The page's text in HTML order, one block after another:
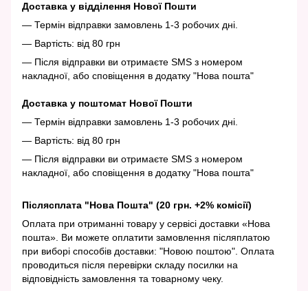
Доставка у відділення Нової Пошти
— Термін відправки замовлень 1-3 робочих дні.
— Вартість: від 80 грн
— Після відправки ви отримаєте SMS з номером
накладної, або сповіщення в додатку "Нова пошта"
Доставка у поштомат Нової Пошти
— Термін відправки замовлень 1-3 робочих дні.
— Вартість: від 80 грн
— Після відправки ви отримаєте SMS з номером
накладної, або сповіщення в додатку "Нова пошта"
Післясплата "Нова Пошта" (20 грн. +2% комісії)
Оплата при отриманні товару у сервісі доставки «Нова
пошта». Ви можете оплатити замовлення післяплатою
при виборі способів доставки: "Новою поштою". Оплата
проводиться після перевірки складу посилки на
відповідність замовлення та товарному чеку.